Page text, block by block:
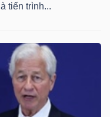
tiến trình...